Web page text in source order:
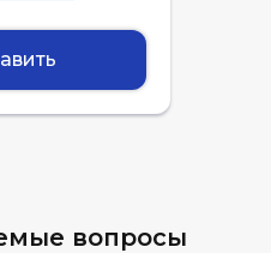
вопросы